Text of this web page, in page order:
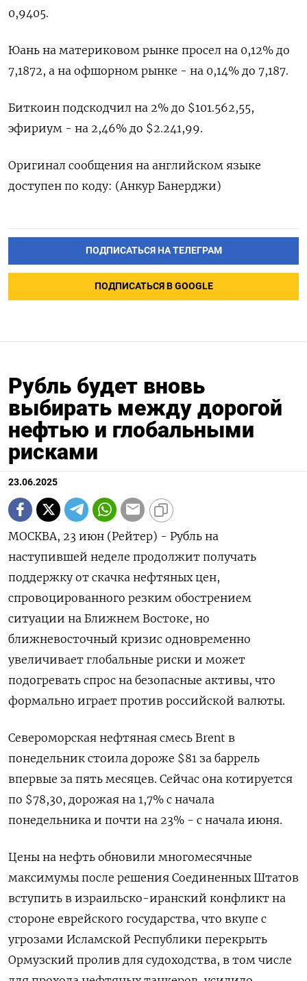
0,9405.
Юань на материковом рынке просел на 0,12% до​
7,1872, а на офшорном рынке - на 0,14% до 7,187.
Биткоин подскодчил на 2% до $101.562,55,
эфириум - на 2,46% до $2.241,99.
Оригинал сообщения на английском языке
доступен по коду: (Анкур Банерджи)
ПОДПИСАТЬСЯ НА ТЕЛЕГРАМ
ПОДПИСАТЬСЯ В GOOGLE
Рубль будет вновь
выбирать между дорогой
нефтью и глобальными
рисками
23.06.2025
МОСКВА, 23 июн (Рейтер) - Рубль на
наступившей неделе продолжит получать
поддержку от скачка нефтяных цен,
спровоцированного резким обострением
ситуации на Ближнем Востоке, но
ближневосточный кризис одновременно
увеличивает глобальные риски и может
подогревать спрос на безопасные активы, что
формально играет против российской валюты.
Североморская нефтяная смесь Brent в
понедельник стоила дороже $81 за баррель
впервые за пять месяцев. Сейчас она котируется
по $78,30, дорожая на 1,7% с начала
понедельника и почти на 23% - с начала июня.
Цены на нефть обновили многомесячные
максимумы после решения Соединенных Штатов
вступить в израильско-иранский конфликт на
стороне еврейского государства, что вкупе с
угрозами Исламской Республики перекрыть
Ормузский пролив для судоходства, в том числе